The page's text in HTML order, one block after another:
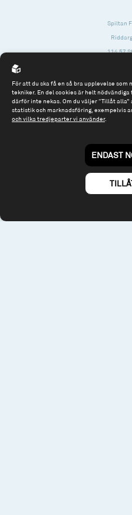
Spiltan
114 57
Tel: 08 -
Till
© 2026 -
By
För att du ska få en så bra upplevelse
tekniker. En del cookies är helt
därför inte nekas. Om du väljer “Tillåt
statistik och marknadsföring, exempelvis
och vilka tredjeparter vi använder.
ENDAST